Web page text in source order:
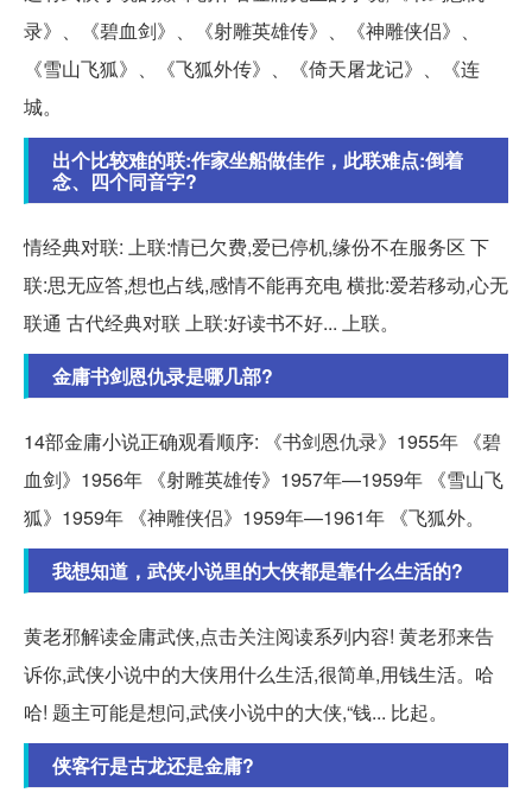
录》、《碧血剑》、《射雕英雄传》、《神雕侠侣》、
《雪山飞狐》、《飞狐外传》、《倚天屠龙记》、《连
城。
出个比较难的联:作家坐船做佳作，此联难点:倒着
念、四个同音字?
情经典对联: 上联:情已欠费,爱已停机,缘份不在服务区 下
联:思无应答,想也占线,感情不能再充电 横批:爱若移动,心无
联通 古代经典对联 上联:好读书不好... 上联。
金庸书剑恩仇录是哪几部?
14部金庸小说正确观看顺序: 《书剑恩仇录》1955年 《碧
血剑》1956年 《射雕英雄传》1957年—1959年 《雪山飞
狐》1959年 《神雕侠侣》1959年—1961年 《飞狐外。
我想知道，武侠小说里的大侠都是靠什么生活的?
黄老邪解读金庸武侠,点击关注阅读系列内容! 黄老邪来告
诉你,武侠小说中的大侠用什么生活,很简单,用钱生活。哈
哈! 题主可能是想问,武侠小说中的大侠,“钱... 比起。
侠客行是古龙还是金庸?